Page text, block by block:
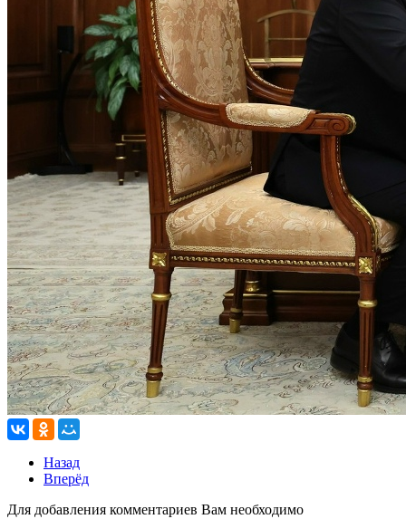
Назад
Вперёд
Для добавления комментариев Вам необходимо